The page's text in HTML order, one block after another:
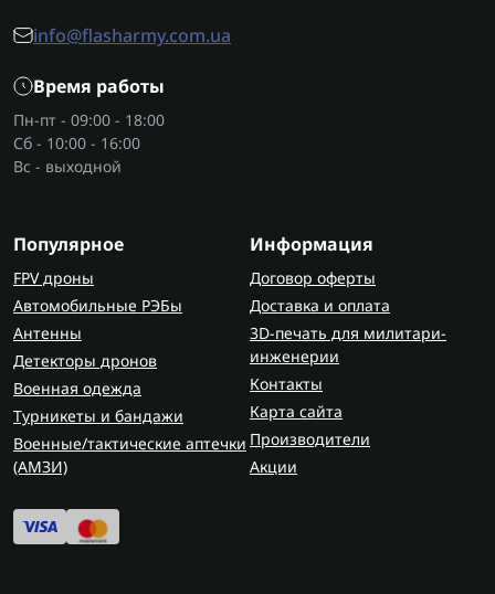
info@flasharmy.com.ua
Время работы
Пн-пт - 09:00 - 18:00
Сб - 10:00 - 16:00
Вс - выходной
Популярное
FPV дроны
Автомобильные РЭБы
Антенны
Детекторы дронов
Военная одежда
Турникеты и бандажи
Военные/тактические аптечки
(AMЗИ)
Информация
Договор оферты
Доставка и оплата
3D-печать для милитари-
инженерии
Контакты
Карта сайта
Производители
Акции